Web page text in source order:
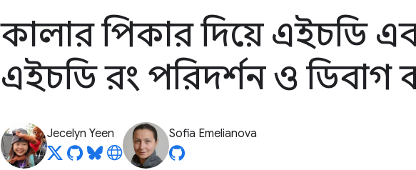
কালার পিকার দিয়ে এইচডি
এইচডি রং পরিদর্শন ও
Jecelyn Yeen Sofia Emelianova